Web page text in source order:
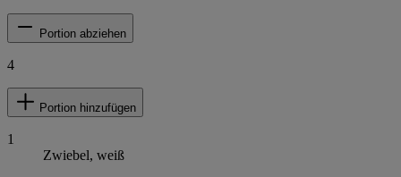
Portion abziehen
4
Portion hinzufügen
1
Zwiebel, weiß